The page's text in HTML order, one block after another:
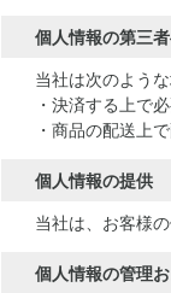
個人情報の第三
当社は次のよう
・決済する上で
・商品の配送上
個人情報の提供
当社は、お客様
個人情報の管理